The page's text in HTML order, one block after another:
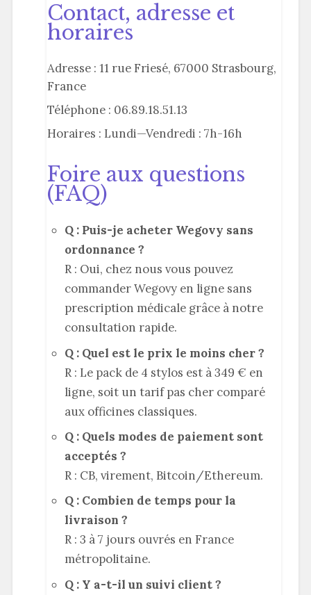
Contact, adresse et
horaires
Adresse : 11 rue Friesé, 67000 Strasbourg,
France
Téléphone : 06.89.18.51.13
Horaires : Lundi—Vendredi : 7h-16h
Foire aux questions
(FAQ)
Q : Puis-je acheter Wegovy sans
ordonnance ?
R : Oui, chez nous vous pouvez
commander Wegovy en ligne sans
prescription médicale grâce à notre
consultation rapide.
Q : Quel est le prix le moins cher ?
R : Le pack de 4 stylos est à 349 € en
ligne, soit un tarif pas cher comparé
aux officines classiques.
Q : Quels modes de paiement sont
acceptés ?
R : CB, virement, Bitcoin/Ethereum.
Q : Combien de temps pour la
livraison ?
R : 3 à 7 jours ouvrés en France
métropolitaine.
Q : Y a-t-il un suivi client ?